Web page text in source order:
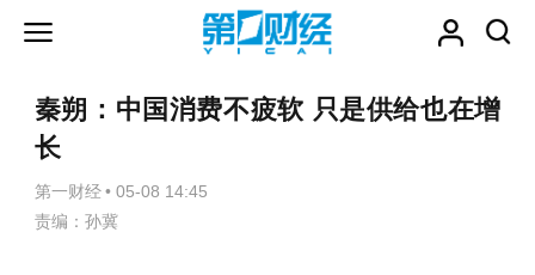
秦朔：中国消费不疲软 只是供给也在增
长
第一财经 • 05-08 14:45
责编：孙冀